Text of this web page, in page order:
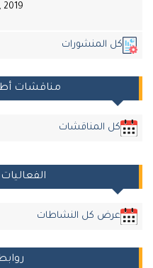
2019
كل المنشورات
مناقشات أطروحات
كل المناقشات
الفعاليات و
عرض كل النشاطات
روابط